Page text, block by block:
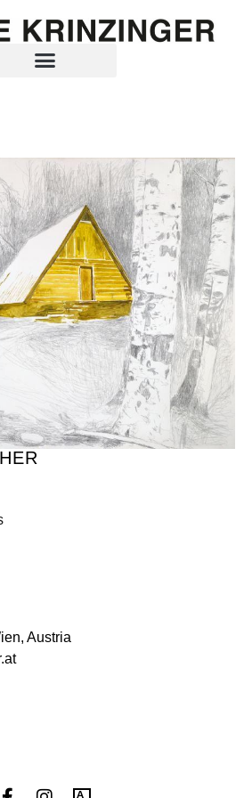
Austria